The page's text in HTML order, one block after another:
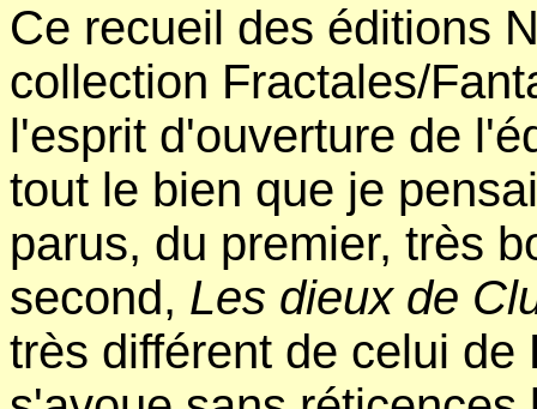
Ce recueil des éditions
collection Fractales/
l'esprit d'ouverture de
tout le bien que je
parus, du premier, très
second, Les dieux de
très différent de celui